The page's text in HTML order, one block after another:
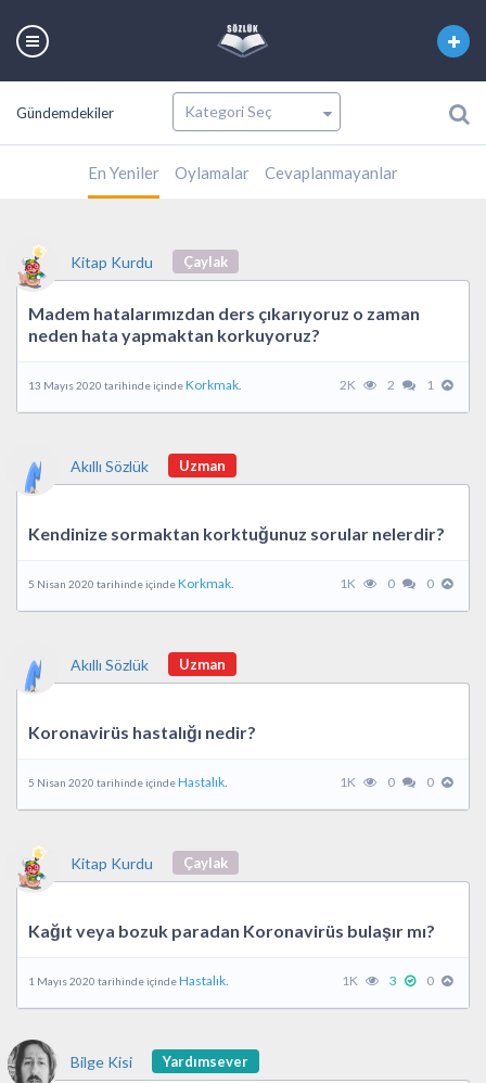
Gündemdekiler
En Yeniler Oylamalar Cevaplanmayanlar
Kitap Kurdu Çaylak
Madem hatalarımızdan ders çıkarıyoruz o zaman
neden hata yapmaktan korkuyoruz?
13 Mayıs 2020 tarihinde içindeKorkmak. 2K 2 1
Akıllı Sözlük Uzman
Kendinize sormaktan korktuğunuz sorular nelerdir?
5 Nisan 2020 tarihinde içindeKorkmak. 1K 0 0
Akıllı Sözlük Uzman
Koronavirüs hastalığı nedir?
5 Nisan 2020 tarihinde içindeHastalık. 1K 0 0
Kitap Kurdu Çaylak
Kağıt veya bozuk paradan Koronavirüs bulaşır mı?
1 Mayıs 2020 tarihinde içindeHastalık. 1K 3 0
Bilge Kisi Yardımsever